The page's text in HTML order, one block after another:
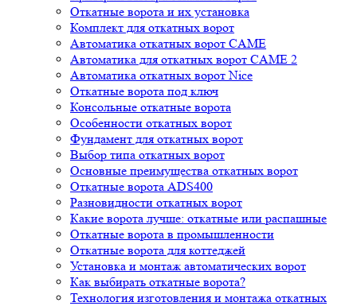
Откатные ворота и их установка
Комплект для откатных ворот
Автоматика откатных ворот CAME
Автоматика для откатных ворот CAME 2
Автоматика откатных ворот Nice
Откатные ворота под ключ
Консольные откатные ворота
Особенности откатных ворот
Фундамент для откатных ворот
Выбор типа откатных ворот
Основные преимущества откатных ворот
Откатные ворота ADS400
Разновидности откатных ворот
Какие ворота лучше: откатные или распашные
Откатные ворота в промышленности
Откатные ворота для коттеджей
Установка и монтаж автоматических ворот
Как выбирать откатные ворота?
Технология изготовления и монтажа откатных